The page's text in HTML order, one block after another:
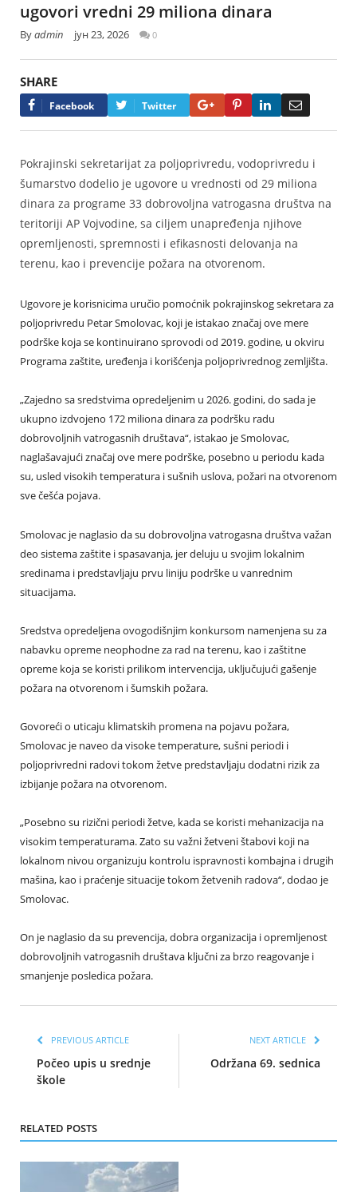
ugovori vredni 29 miliona dinara
Byadmin јун 23, 2026 0
SHARE
Facebook Twitter Google+PinterestLinkedIn
Pokrajinski sekretarijat za poljoprivredu, vodoprivredu i
šumarstvo dodelio je ugovore u vrednosti od 29 miliona
dinara za programe 33 dobrovoljna vatrogasna društva na
teritoriji AP Vojvodine, sa ciljem unapređenja njihove
opremljenosti, spremnosti i efikasnosti delovanja na
terenu, kao i prevencije požara na otvorenom.
Ugovore je korisnicima uručio pomoćnik pokrajinskog sekretara za
poljoprivredu Petar Smolovac, koji je istakao značaj ove mere
podrške koja se kontinuirano sprovodi od 2019. godine, u okviru
Programa zaštite, uređenja i korišćenja poljoprivrednog zemljišta.
„Zajedno sa sredstvima opredeljenim u 2026. godini, do sada je
ukupno izdvojeno 172 miliona dinara za podršku radu
dobrovoljnih vatrogasnih društava“, istakao je Smolovac,
naglašavajući značaj ove mere podrške, posebno u periodu kada
su, usled visokih temperatura i sušnih uslova, požari na otvorenom
sve češća pojava.
Smolovac je naglasio da su dobrovoljna vatrogasna društva važan
deo sistema zaštite i spasavanja, jer deluju u svojim lokalnim
sredinama i predstavljaju prvu liniju podrške u vanrednim
situacijama.
Sredstva opredeljena ovogodišnjim konkursom namenjena su za
nabavku opreme neophodne za rad na terenu, kao i zaštitne
opreme koja se koristi prilikom intervencija, uključujući gašenje
požara na otvorenom i šumskih požara.
Govoreći o uticaju klimatskih promena na pojavu požara,
Smolovac je naveo da visoke temperature, sušni periodi i
poljoprivredni radovi tokom žetve predstavljaju dodatni rizik za
izbijanje požara na otvorenom.
„Posebno su rizični periodi žetve, kada se koristi mehanizacija na
visokim temperaturama. Zato su važni žetveni štabovi koji na
lokalnom nivou organizuju kontrolu ispravnosti kombajna i drugih
mašina, kao i praćenje situacije tokom žetvenih radova“, dodao je
Smolovac.
On je naglasio da su prevencija, dobra organizacija i opremljenost
dobrovoljnih vatrogasnih društava ključni za brzo reagovanje i
smanjenje posledica požara.
PREVIOUS ARTICLE
Počeo upis u srednje
škole
NEXT ARTICLE
Održana 69. sednica
RELATED POSTS